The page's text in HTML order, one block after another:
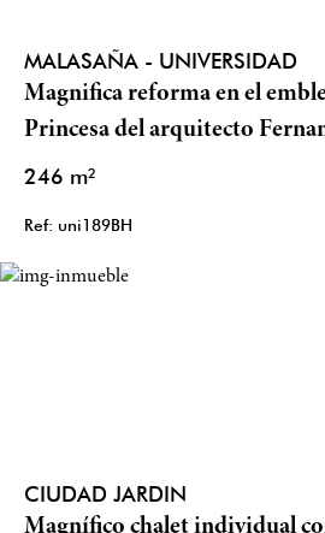
MALASAÑA - UNIVERSIDAD
Magnifica reforma en el
Princesa del arquitecto
246 m²
Ref: uni189BH
CIUDAD JARDIN
Magnífico chalet individual